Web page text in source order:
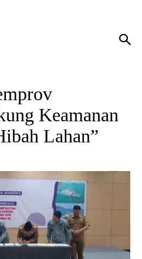
Keamanan
Lahan”